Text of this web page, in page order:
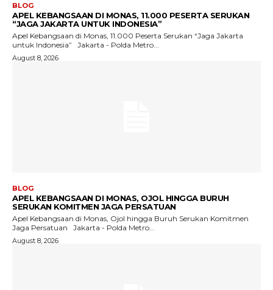
BLOG
APEL KEBANGSAAN DI MONAS, 11.000 PESERTA SERUKAN
“JAGA JAKARTA UNTUK INDONESIA”
Apel Kebangsaan di Monas, 11.000 Peserta Serukan “Jaga Jakarta
untuk Indonesia” Jakarta - Polda Metro...
August 8, 2026
BLOG
APEL KEBANGSAAN DI MONAS, OJOL HINGGA BURUH
SERUKAN KOMITMEN JAGA PERSATUAN
Apel Kebangsaan di Monas, Ojol hingga Buruh Serukan Komitmen
Jaga Persatuan Jakarta - Polda Metro...
August 8, 2026